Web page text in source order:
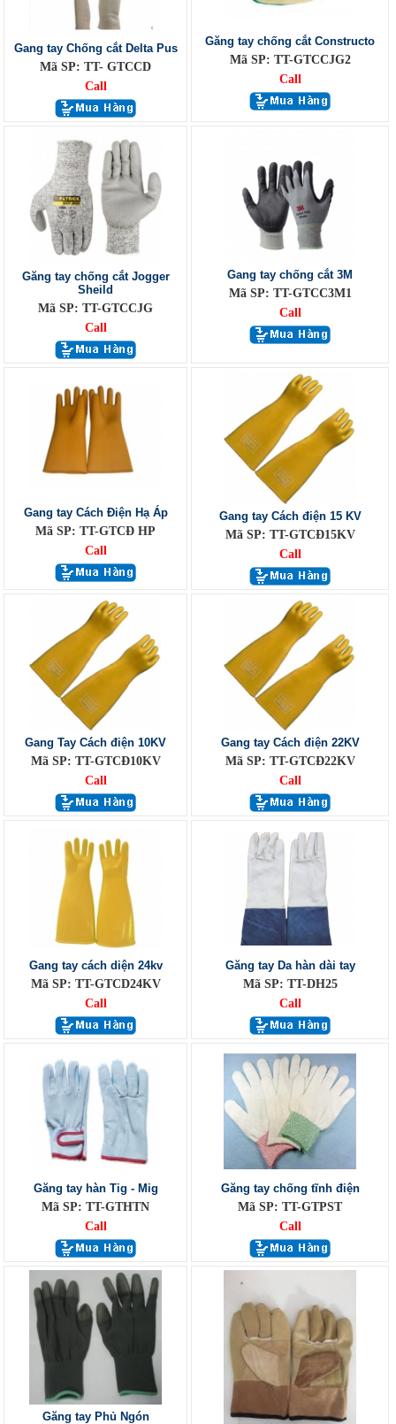
Gang tay Chống cắt Delta Pus
Mã SP: TT- GTCCD
Call
Găng tay chống cắt Constructo
Mã SP: TT-GTCCJG2
Call
Găng tay chống cắt Jogger
Sheild
Mã SP: TT-GTCCJG
Call
Gang tay chống cắt 3M
Mã SP: TT-GTCC3M1
Call
Gang tay Cách Điện Hạ Áp
Mã SP: TT-GTCĐ HP
Call
Gang tay Cách điện 15 KV
Mã SP: TT-GTCĐ15KV
Call
Gang Tay Cách điện 10KV
Mã SP: TT-GTCĐ10KV
Call
Gang tay Cách điện 22KV
Mã SP: TT-GTCĐ22KV
Call
Gang tay cách diện 24kv
Mã SP: TT-GTCD24KV
Call
Găng tay Da hàn dài tay
Mã SP: TT-DH25
Call
Găng tay hàn Tig - Mig
Mã SP: TT-GTHTN
Call
Găng tay chống tĩnh điện
Mã SP: TT-GTPST
Call
Găng tay Phủ Ngón